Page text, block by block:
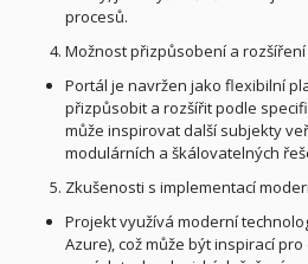
procesů.
Možnost přizpůsobení a rozšíření
Portál je navržen jako flexibilní
přizpůsobit a rozšířit podle
může inspirovat další subjekty
modulárních a škálovatelných
Zkušenosti s implementací
Projekt využívá moderní
Azure), což může být inspirací